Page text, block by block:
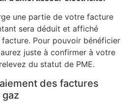
une partie de votre facture
sera déduit et affiché
Pour pouvoir bénéficier
juste à confirmer à votre
du statut de PME.
des factures